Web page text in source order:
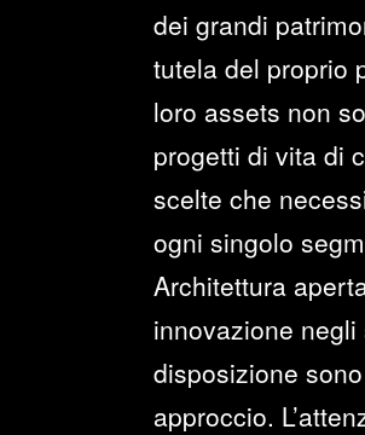
dei grandi
tutela del proprio
loro assets non
progetti di vita di
scelte che
ogni singolo
Architettura
innovazione
disposizione
approccio.